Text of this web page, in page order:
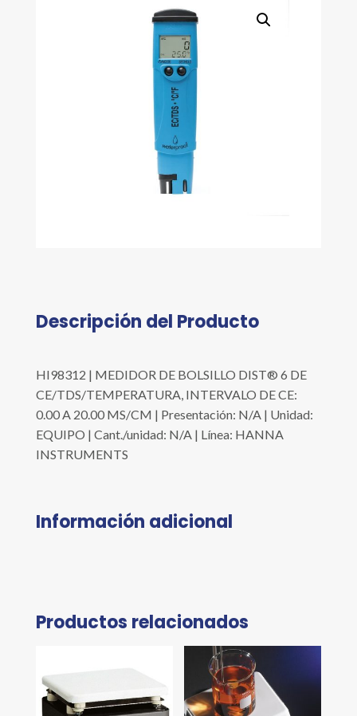
Descripción del Producto
HI98312 | MEDIDOR DE BOLSILLO DIST® 6 DE
CE/TDS/TEMPERATURA, INTERVALO DE CE:
0.00 A 20.00 MS/CM | Presentación: N/A | Unidad:
EQUIPO | Cant./unidad: N/A | Línea: HANNA
INSTRUMENTS
Información adicional
Productos relacionados